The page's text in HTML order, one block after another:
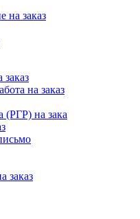
на заказ
на заказ
(РГР) на зака
заказ